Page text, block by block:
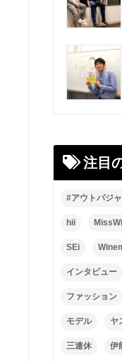
注目
#アウトパジ
hii
SEi
インタビュー
ファッション
モデル ヤ
三連休 伊